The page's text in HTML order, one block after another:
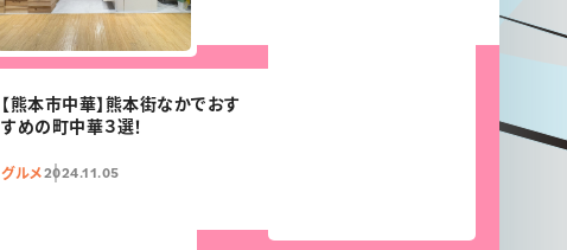
【熊本市中華】熊本街なかでおす
すめの町中華３選！
グルメ2024.11.05